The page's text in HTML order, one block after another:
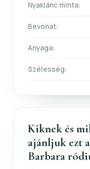
Nyaklánc minta:
Bevonat:
Anyaga:
Szélesség:
Kiknek és
ajánljuk ezt
Barbara